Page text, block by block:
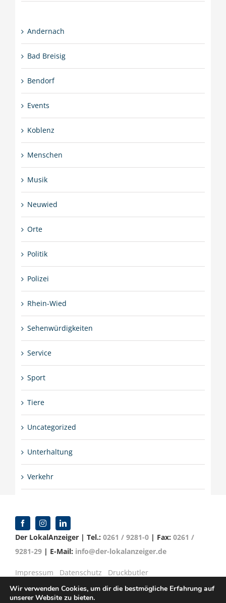
Andernach
Bad Breisig
Bendorf
Events
Koblenz
Menschen
Musik
Neuwied
Orte
Politik
Polizei
Rhein-Wied
Sehenwürdigkeiten
Service
Sport
Tiere
Uncategorized
Unterhaltung
Verkehr
Der LokalAnzeiger | Tel.: 0261 / 9281-0 | Fax: 0261 /
9281-29 | E-Mail: info@der-lokalanzeiger.de
Impressum Datenschutz
Druckbutler
Wir verwenden Cookies, um dir die bestmögliche Erfahrung auf
unserer Website zu bieten.